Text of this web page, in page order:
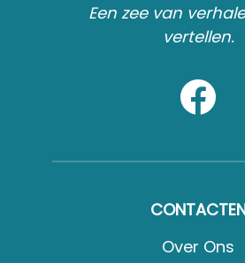
Een zee van
vertellen.
Over Ons